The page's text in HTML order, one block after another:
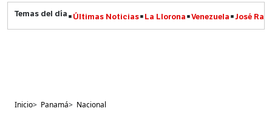
Últimas Noticias La Llorona Venezuela José
Inicio> Panamá> Nacional